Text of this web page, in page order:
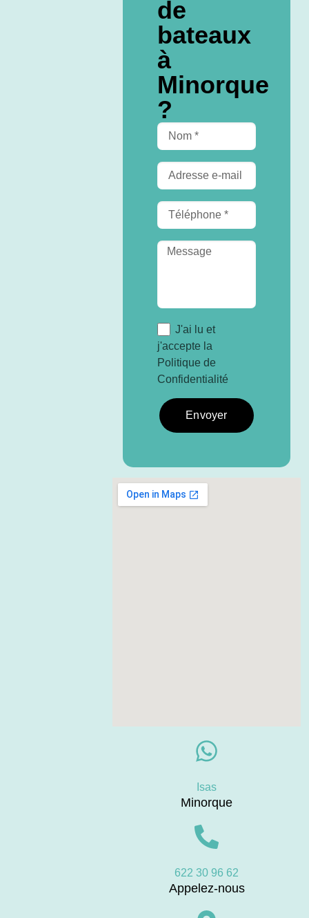
Isas
Minorque
622 30 96 62
Appelez-nous
de
bateaux
à
Minorque
?
J'ai lu et
j'accepte la
Politique de
Confidentialité
Envoyer